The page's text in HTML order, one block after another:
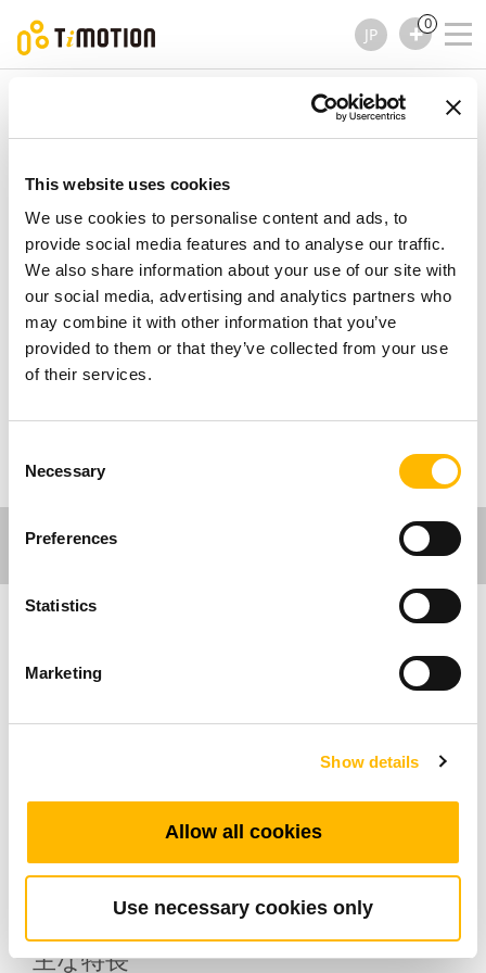
This website uses cookies
We use cookies to personalise content and ads, to
provide social media features and to analyse our traffic.
We also share information about your use of our site with
our social media, advertising and analytics partners who
may combine it with other information that you’ve
provided to them or that they’ve collected from your use
of their services.
Selection
Necessary
Preferences
Statistics
Marketing
Show details
Allow all cookies
Use necessary cookies only
JP
0
TDH9P シリーズ
TDH9P シリーズ
ハンドセット
Ergo Motion
で高さを表示します。 Bluetoothアダプター
してリモートでデスク高さを制御します。 ボタ
ンインターフェイスの直感的なデザインはユー
ザーに馴染みやすいです。
主な特長